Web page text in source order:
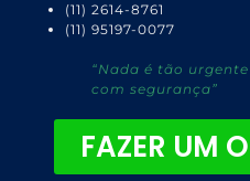
(11) 2614-8761
(11) 95197-0077
“Nada é tão
com segurança”
FAZER UM